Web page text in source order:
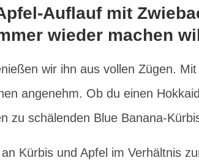
Auflauf mit
wieder machen
wir ihn aus vollen Zügen.
angenehm. Ob du einen
zu schälenden Blue Banana-
Kürbis und Apfel im Verhältnis